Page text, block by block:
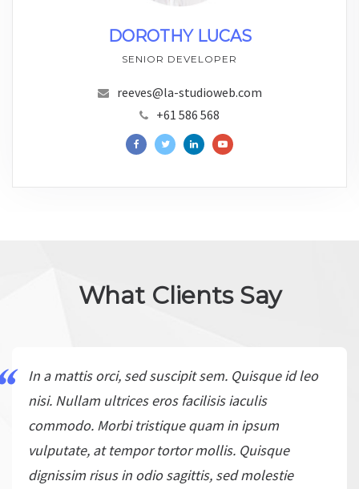
DOROTHY LUCAS
SENIOR DEVELOPER
reeves@la-studioweb.com
+61 586 568
What Clients Say
In a mattis orci, sed suscipit sem. Quisque id leo
nisi. Nullam ultrices eros facilisis iaculis
commodo. Morbi tristique quam in ipsum
vulputate, at tempor tortor mollis. Quisque
dignissim risus in odio sagittis, sed molestie